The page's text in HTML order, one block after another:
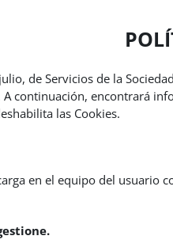
de Servicios de la
continuación, encontrará
las Cookies.
en el equipo del